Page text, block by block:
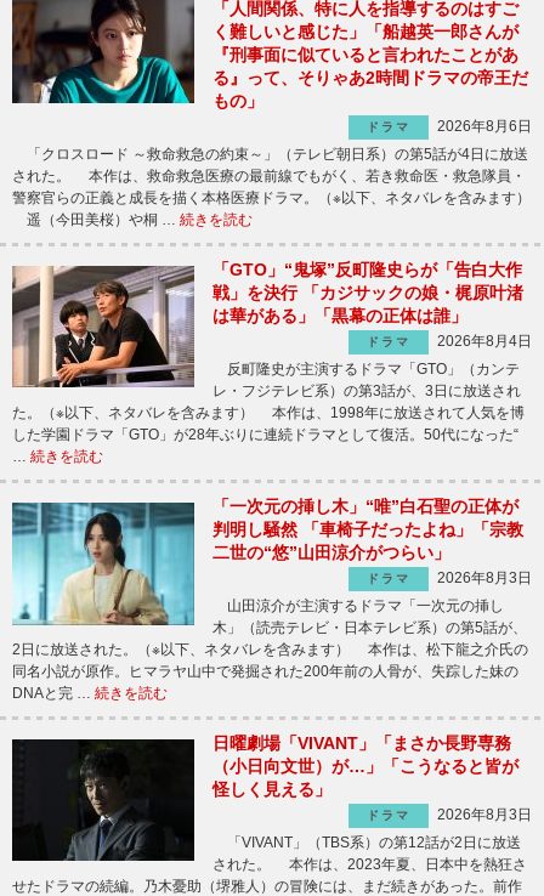
「人間関係、特に人を指導するのはすご
く難しいと感じた」「船越英一郎さんが
『刑事面に似ていると言われたことがあ
る』って、そりゃあ2時間ドラマの帝王だ
もの」
ドラマ
2026年8月6日
「クロスロード ～救命救急の約束～」（テレビ朝日系）の第5話が4日に放送
された。 本作は、救命救急医療の最前線でもがく、若き救命医・救急隊員・
警察官らの正義と成長を描く本格医療ドラマ。（※以下、ネタバレを含みます）
遥（今田美桜）や桐 … 続きを読む
「GTO」“鬼塚”反町隆史らが「告白大作
戦」を決行 「カジサックの娘・梶原叶渚
は華がある」「黒幕の正体は誰」
ドラマ
2026年8月4日
反町隆史が主演するドラマ「GTO」（カンテ
レ・フジテレビ系）の第3話が、3日に放送され
た。（※以下、ネタバレを含みます） 本作は、1998年に放送されて人気を博
した学園ドラマ「GTO」が28年ぶりに連続ドラマとして復活。50代になった“
… 続きを読む
「一次元の挿し木」“唯”白石聖の正体が
判明し騒然 「車椅子だったよね」「宗教
二世の“悠”山田涼介がつらい」
ドラマ
2026年8月3日
山田涼介が主演するドラマ「一次元の挿し
木」（読売テレビ・日本テレビ系）の第5話が、
2日に放送された。（※以下、ネタバレを含みます） 本作は、松下龍之介氏の
同名小説が原作。ヒマラヤ山中で発掘された200年前の人骨が、失踪した妹の
DNAと完 … 続きを読む
日曜劇場「VIVANT」「まさか長野専務
（小日向文世）が…」「こうなると皆が
怪しく見える」
ドラマ
2026年8月3日
「VIVANT」（TBS系）の第12話が2日に放送
された。 本作は、2023年夏、日本中を熱狂さ
せたドラマの続編。乃木憂助（堺雅人）の冒険には、まだ続きがあった。前作